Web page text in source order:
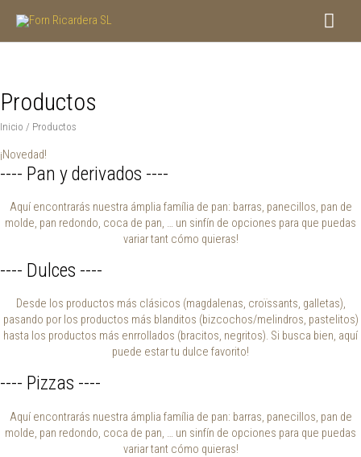
contenido
Productos
Inicio / Productos
¡Novedad!
---- Pan y derivados ----
Aquí encontrarás nuestra ámplia família de pan: barras, panecillos, pan de
molde, pan redondo, coca de pan, … un sinfín de opciones para que puedas
variar tant cómo quieras!
---- Dulces ----
Desde los productos más clásicos (magdalenas, croïssants, galletas),
pasando por los productos más blanditos (bizcochos/melindros, pastelitos)
hasta los productos más enrrollados (bracitos, negritos). Si busca bien, aquí
puede estar tu dulce favorito!
---- Pizzas ----
Aquí encontrarás nuestra ámplia família de pan: barras, panecillos, pan de
molde, pan redondo, coca de pan, … un sinfín de opciones para que puedas
variar tant cómo quieras!